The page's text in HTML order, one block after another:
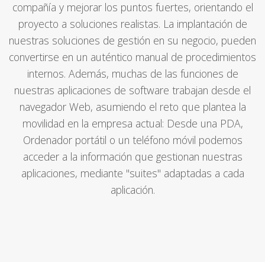
compañía y mejorar los puntos fuertes, orientando el
proyecto a soluciones realistas. La implantación de
nuestras soluciones de gestión en su negocio, pueden
convertirse en un auténtico manual de procedimientos
internos. Además, muchas de las funciones de
nuestras aplicaciones de software trabajan desde el
navegador Web, asumiendo el reto que plantea la
movilidad en la empresa actual: Desde una PDA,
Ordenador portátil o un teléfono móvil podemos
acceder a la información que gestionan nuestras
aplicaciones, mediante "suites" adaptadas a cada
aplicación.